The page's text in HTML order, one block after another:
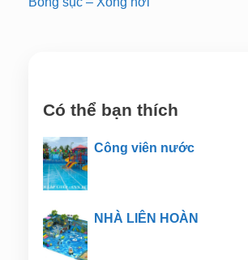
Có thể bạn thích
Công viên nước
NHÀ LIÊN HOÀN